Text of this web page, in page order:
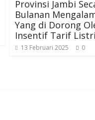
Provinsi Jambi
Bulanan
Yang di Dorong
Insentif Tarif
13 Februari 2025 0